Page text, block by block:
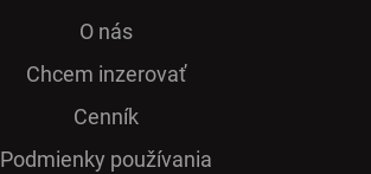
O nás
Chcem inzerovať
Cenník
Podmienky používania